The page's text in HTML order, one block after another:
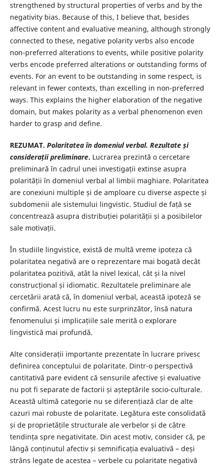
strengthened by structural properties of verbs and by the
negativity bias. Because of this, I believe that, besides
affective content and evaluative meaning, although strongly
connected to these, negative polarity verbs also encode
non-preferred alterations to events, while positive polarity
verbs encode preferred alterations or outstanding forms of
events. For an event to be outstanding in some respect, is
relevant in fewer contexts, than excelling in non-preferred
ways. This explains the higher elaboration of the negative
domain, but makes polarity as a verbal phenomenon even
harder to grasp and define.
REZUMAT. Polaritatea în domeniul verbal. Rezultate și
considerații preliminare. Lucrarea prezintă o cercetare
preliminară în cadrul unei investigații extinse asupra
polarității în domeniul verbal al limbii maghiare. Polaritatea
are conexiuni multiple și de amploare cu diverse aspecte și
subdomenii ale sistemului lingvistic. Studiul de față se
concentrează asupra distribuției polarității și a posibilelor
sale motivații.
În studiile lingvistice, există de multă vreme ipoteza că
polaritatea negativă are o reprezentare mai bogată decât
polaritatea pozitivă, atât la nivel lexical, cât și la nivel
construcțional și idiomatic. Rezultatele preliminare ale
cercetării arată că, în domeniul verbal, această ipoteză se
confirmă. Acest lucru nu este surprinzător, însă natura
fenomenului și implicațiile sale merită o explorare
lingvistică mai profundă.
Alte considerații importante prezentate în lucrare privesc
definirea conceptului de polaritate. Dintr-o perspectivă
cantitativă pare evident că sensurile afective și evaluative
nu pot fi separate de factorii și așteptările socio-culturale.
Această ultimă categorie nu se diferențiază clar de alte
cazuri mai robuste de polaritate. Legătura este consolidată
și de proprietățile structurale ale verbelor și de către
tendința spre negativitate. Din acest motiv, consider că, pe
lângă conținutul afectiv și semnificația evaluativă – deși
strâns legate de acestea – verbele cu polaritate negativă